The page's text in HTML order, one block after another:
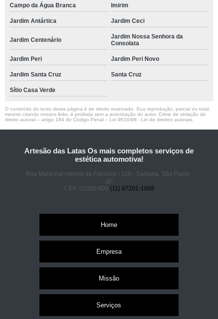
Campo da Água Branca
Imirim
Jardim Antártica Jardim Ceci
Jardim Centenário
Jardim Nossa Senhora da
Consolata
Jardim Peri Jardim Peri Novo
Jardim Santa Cruz Santa Cruz
Sítio Casa Verde
O conteúdo do texto desta página é de direito reservado. Sua reprodução, parcial ou total,
mesmo citando nossos links, é proibida sem a autorização do autor. Crime de violação de
direito autoral – artigo 184 do Código Penal – Lei 9610/98 - Lei de direitos autorais
Artesão das Latas Os mais completos serviços de
estética automotiva!
Rua Marechal Hermis da Fonseca - 126 - Santana, São Paulo -
SP
CEP: 02020-000 (11) 97201-1008
Home
Empresa
Missão
Serviços